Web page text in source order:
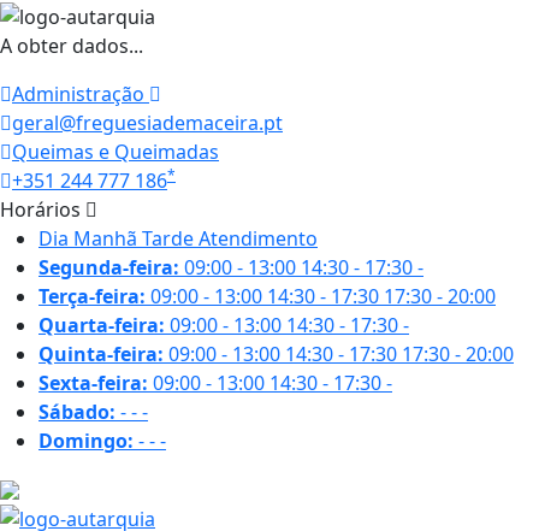
A obter dados...
Administração
geral@freguesiademaceira.pt
Queimas e Queimadas
+351 244 777 186*
Horários
Dia Manhã TardeAtendimento
Segunda-feira: 09:00 - 13:00 14:30 - 17:30-
Terça-feira: 09:00 - 13:00 14:30 - 17:30 17:30 - 20:00
Quarta-feira: 09:00 - 13:00 14:30 - 17:30-
Quinta-feira: 09:00 - 13:00 14:30 - 17:30 17:30 - 20:00
Sexta-feira: 09:00 - 13:00 14:30 - 17:30-
Sábado: ---
Domingo: ---